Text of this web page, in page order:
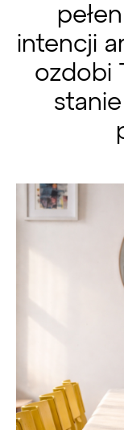
intencji
ozdobi